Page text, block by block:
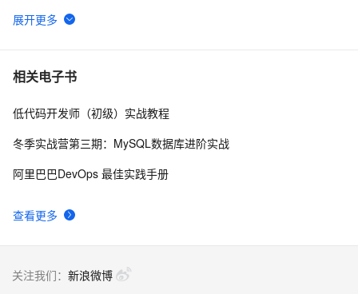
6
鸿蒙系统应用开发入门HelloWord(DevEco Studio怎么启
7 《鸿蒙HarmonyOS应用开发从入门到精通（第2版）》学
8 开发者的黄金时代：原生鸿蒙应用市场的全生命周期服
LoadingProgress(动态加载)
路！
相关电子书
查看更多
低代码开发师（初级）实战教程
冬季实战营第三期：MySQL数据库进阶实战
阿里巴巴DevOps 最佳实践手册
关注我们： 新浪微博